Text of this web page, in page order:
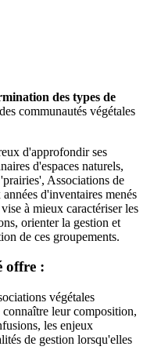
des types de
communautés végétales
d'approfondir ses
d'espaces naturels,
Associations de
d'inventaires menés
à mieux caractériser les
orienter la gestion et
de ces groupements.
offre :
végétales
leur composition,
les enjeux
de gestion lorsqu'elles